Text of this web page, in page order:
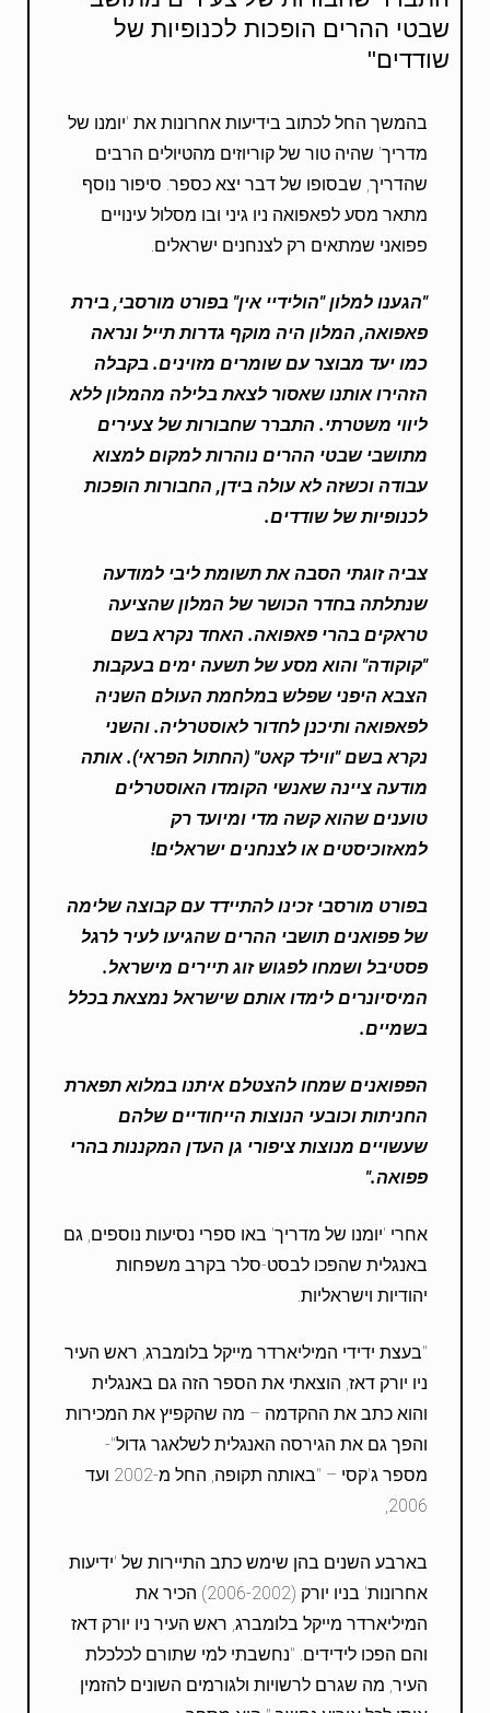
שבטי ההרים הופכות לכנופיות של
שודדים"
בהמשך החל לכתוב בידיעות אחרונות את 'יומנו של
מדריך' שהיה טור של קוריוזים מהטיולים הרבים
שהדריך, שבסופו של דבר יצא כספר. סיפור נוסף
מתאר מסע לפאפואה ניו גיני ובו מסלול עינויים
פפואני שמתאים רק לצנחנים ישראלים.
"הגענו למלון "הולידיי אין" בפורט מורסבי, בירת
פאפואה, המלון היה מוקף גדרות תייל ונראה
כמו יעד מבוצר עם שומרים מזוינים. בקבלה
הזהירו אותנו שאסור לצאת בלילה מהמלון ללא
ליווי משטרתי. התברר שחבורות של צעירים
מתושבי שבטי ההרים נוהרות למקום למצוא
עבודה וכשזה לא עולה בידן, החבורות הופכות
לכנופיות של שודדים.
צביה זוגתי הסבה את תשומת ליבי למודעה
שנתלתה בחדר הכושר של המלון שהציעה
טראקים בהרי פאפואה. האחד נקרא בשם
"קוקודה" והוא מסע של תשעה ימים בעקבות
הצבא היפני שפלש במלחמת העולם השניה
לפאפואה ותיכנן לחדור לאוסטרליה. והשני
נקרא בשם "ווילד קאט" (החתול הפראי). אותה
מודעה ציינה שאנשי הקומדו האוסטרלים
טוענים שהוא קשה מדי ומיועד רק
למאזוכיסטים או לצנחנים ישראלים!
בפורט מורסבי זכינו להתיידד עם קבוצה שלימה
של פפואנים תושבי ההרים שהגיעו לעיר לרגל
פסטיבל ושמחו לפגוש זוג תיירים מישראל.
המיסיונרים לימדו אותם שישראל נמצאת בכלל
בשמיים.
הפפואנים שמחו להצטלם איתנו במלוא תפארת
החניתות וכובעי הנוצות הייחודיים שלהם
שעשויים מנוצות ציפורי גן העדן המקננות בהרי
פפואה."
אחרי 'יומנו של מדריך' באו ספרי נסיעות נוספים, גם
באנגלית שהפכו לבסט-סלר בקרב משפחות
יהודיות וישראליות.
"בעצת ידידי המיליארדר מייקל בלומברג, ראש העיר
ניו יורק דאז, הוצאתי את הספר הזה גם באנגלית
והוא כתב את ההקדמה – מה שהקפיץ את המכירות
והפך גם את הגירסה האנגלית לשלאגר גדול"-
מספר ג'קסי – "באותה תקופה, החל מ-2002 ועד
2006,
בארבע השנים בהן שימש כתב התיירות של 'ידיעות
אחרונות' בניו יורק (2006-2002) הכיר את
המיליארדר מייקל בלומברג, ראש העיר ניו יורק דאז
והם הפכו לידידים. "נחשבתי למי שתורם לכלכלת
העיר, מה שגרם לרשויות ולגורמים השונים להזמין